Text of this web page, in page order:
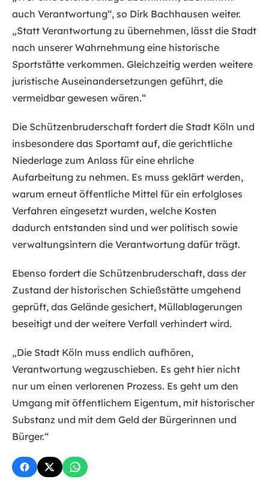
auch Verantwortung“, so Dirk Bachhausen weiter.
„Statt Verantwortung zu übernehmen, lässt die Stadt
nach unserer Wahrnehmung eine historische
Sportstätte verkommen. Gleichzeitig werden weitere
juristische Auseinandersetzungen geführt, die
vermeidbar gewesen wären.“
Die Schützenbruderschaft fordert die Stadt Köln und
insbesondere das Sportamt auf, die gerichtliche
Niederlage zum Anlass für eine ehrliche
Aufarbeitung zu nehmen. Es muss geklärt werden,
warum erneut öffentliche Mittel für ein erfolgloses
Verfahren eingesetzt wurden, welche Kosten
dadurch entstanden sind und wer politisch sowie
verwaltungsintern die Verantwortung dafür trägt.
Ebenso fordert die Schützenbruderschaft, dass der
Zustand der historischen Schießstätte umgehend
geprüft, das Gelände gesichert, Müllablagerungen
beseitigt und der weitere Verfall verhindert wird.
„Die Stadt Köln muss endlich aufhören,
Verantwortung wegzuschieben. Es geht hier nicht
nur um einen verlorenen Prozess. Es geht um den
Umgang mit öffentlichem Eigentum, mit historischer
Substanz und mit dem Geld der Bürgerinnen und
Bürger.“